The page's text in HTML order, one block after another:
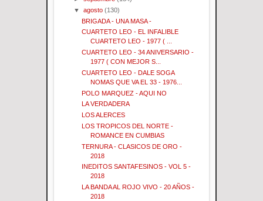
▼agosto (130)
BRIGADA - UNA MASA -
CUARTETO LEO - EL INFALIBLE
CUARTETO LEO - 1977 ( ...
CUARTETO LEO - 34 ANIVERSARIO -
1977 ( CON MEJOR S...
CUARTETO LEO - DALE SOGA
NOMAS QUE VA EL 33 - 1976...
POLO MARQUEZ - AQUI NO
LA VERDADERA
LOS ALERCES
LOS TROPICOS DEL NORTE -
ROMANCE EN CUMBIAS
TERNURA - CLASICOS DE ORO -
2018
INEDITOS SANTAFESINOS - VOL 5 -
2018
LA BANDA AL ROJO VIVO - 20 AÑOS -
2018